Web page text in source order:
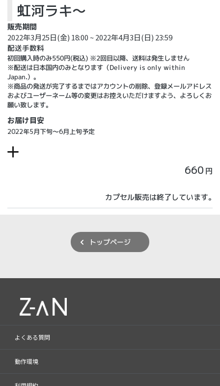
虹河ラキ～
販売期間
2022年3月25日(金) 18:00 ~ 2022年4月3日(日) 23:59
配送手数料
初回購入時のみ550円(税込) ※2回目以降、送料は発生しません
※配送は日本国内のみとなります（Delivery is only within
Japan.）。
※商品の発送が完了するまではアカウントの削除、登録メールアドレス
およびユーザーネーム等の変更はお控えいただけますよう、よろしくお
願い致します。
お届け目安
2022年5月下旬～6月上旬予定
660 円
カプセル販売は終了しています。
トップページ
よくある質問
動作環境